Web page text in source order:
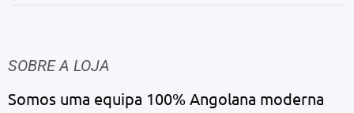
SOBRE A LOJA
Somos uma equipa 100% Angolana moderna